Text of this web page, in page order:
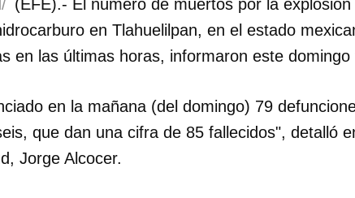
(EFE).- El número de muertos por la
en Tlahuelilpan, en el estado
en las últimas horas, informaron este domingo
en la mañana (del domingo) 79
que dan una cifra de 85 fallecidos", detalló
Jorge Alcocer.